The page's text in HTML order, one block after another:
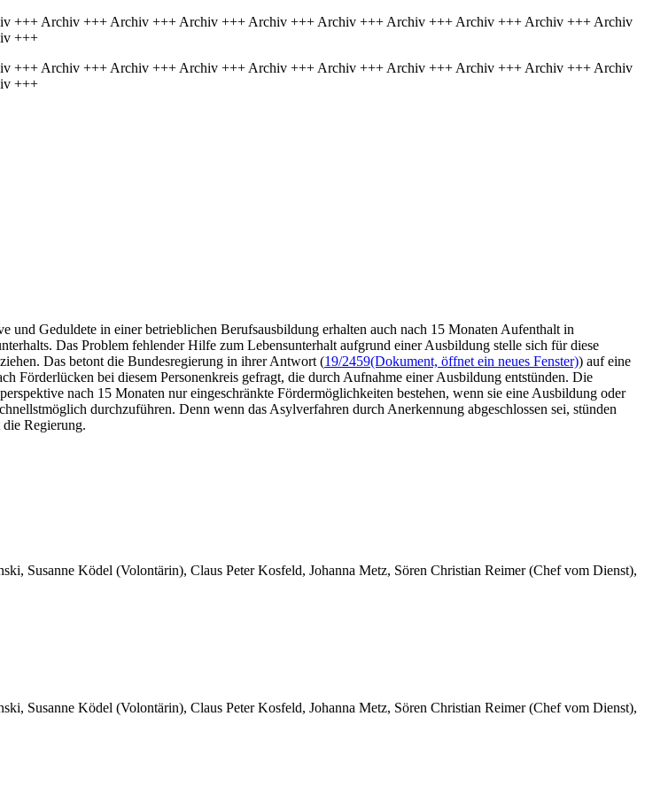
Archiv +++ Archiv +++ Archiv +++ Archiv +++ Archiv +++ Archiv +++ Archiv +++ Archiv +++ Archiv
+++
Archiv +++ Archiv +++ Archiv +++ Archiv +++ Archiv +++ Archiv +++ Archiv +++ Archiv +++ Archiv
+++
Geduldete in einer betrieblichen Berufsausbildung erhalten auch nach 15 Monaten Aufenthalt in
Das Problem fehlender Hilfe zum Lebensunterhalt aufgrund einer Ausbildung stelle sich für diese
Das betont die Bundesregierung in ihrer Antwort (19/2459(Dokument, öffnet ein neues Fenster)) auf eine
Förderlücken bei diesem Personenkreis gefragt, die durch Aufnahme einer Ausbildung entstünden. Die
nach 15 Monaten nur eingeschränkte Fördermöglichkeiten bestehen, wenn sie eine Ausbildung oder
durchzuführen. Denn wenn das Asylverfahren durch Anerkennung abgeschlossen sei, stünden
Regierung.
Susanne Ködel (Volontärin), Claus Peter Kosfeld, Johanna Metz, Sören Christian Reimer (Chef vom Dienst),
Susanne Ködel (Volontärin), Claus Peter Kosfeld, Johanna Metz, Sören Christian Reimer (Chef vom Dienst),